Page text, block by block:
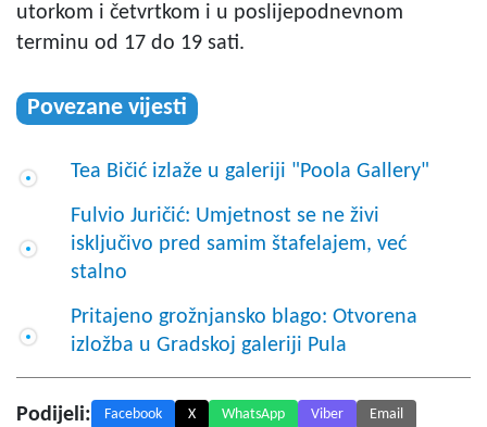
utorkom i četvrtkom i u poslijepodnevnom
terminu od 17 do 19 sati.
Povezane vijesti
Tea Bičić izlaže u galeriji "Poola Gallery"
Fulvio Juričić: Umjetnost se ne živi
isključivo pred samim štafelajem, već
stalno
Pritajeno grožnjansko blago: Otvorena
izložba u Gradskoj galeriji Pula
Podijeli: Facebook X WhatsApp Viber Email